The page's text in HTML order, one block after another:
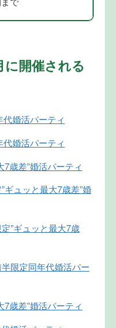
に開催される
婚活パーティ
婚活パーティ
歳差”婚活パーティ
ギュッと最大7歳差”婚
”ギュッと最大7歳
限定同年代婚活パー
歳差”婚活パーティ